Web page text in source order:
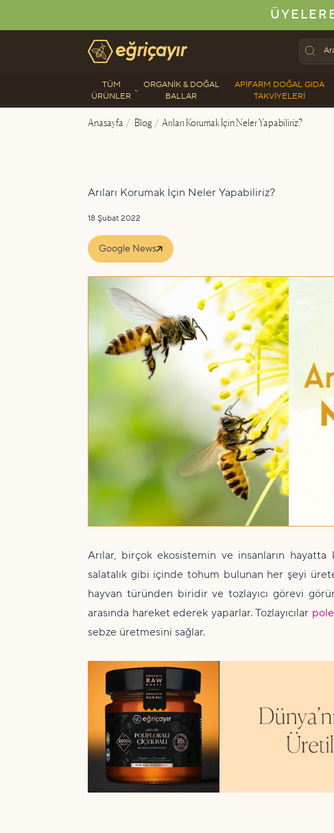
Eğriçayır Organik Arı Ürünleri
TÜM
ÜRÜNLER
ORGANIK & DOĞAL
BALLAR
APIFARM DOĞAL GIDA
TAKVIYELERI
Anasayfa / Blog / Arıları Korumak İçin Neler Yapabiliriz?
Arıları Korumak İçin Neler Yapabiliriz?
18 Şubat 2022
Google News
Arılar, birçok ekosistemin ve insanların
salatalık gibi içinde tohum bulunan her şeyi
hayvan türünden biridir ve tozlayıcı görevi
arasında hareket ederek yaparlar. Tozlayıcılar
sebze üretmesini sağlar.